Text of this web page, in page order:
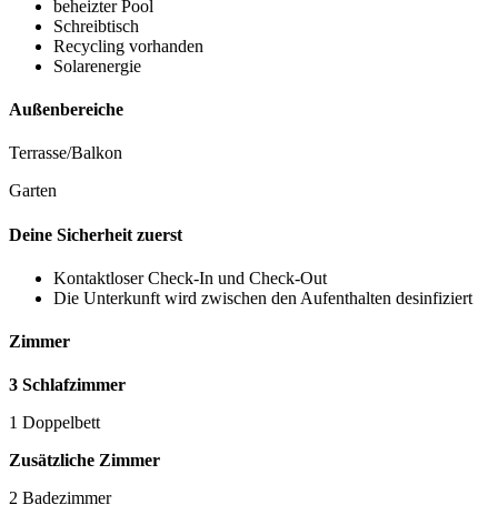
beheizter Pool
Schreibtisch
Recycling vorhanden
Solarenergie
Außenbereiche
Terrasse/Balkon
Garten
Deine Sicherheit zuerst
Kontaktloser Check-In und Check-Out
Die Unterkunft wird zwischen den Aufenthalten desinfiziert
Zimmer
3 Schlafzimmer
1 Doppelbett
Zusätzliche Zimmer
2 Badezimmer